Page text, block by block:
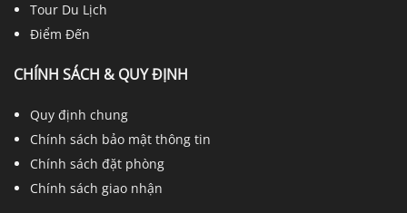
Tour Du Lịch
Điểm Đến
CHÍNH SÁCH & QUY ĐỊNH
Quy định chung
Chính sách bảo mật thông tin
Chính sách đặt phòng
Chính sách giao nhận